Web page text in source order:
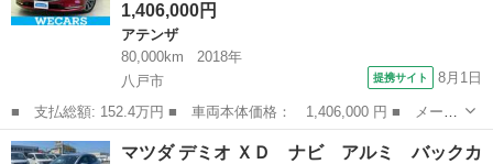
1,406,000円
アテンザ
80,000km
2018年
八戸市
提携サイト 8月1日
■ 支払総額: 152.4万円 ■ 車両本体価格： 1,406,000 円 ■ メーカ
ー名： マツダ ■ 車種名： アテンザワゴン ■ グレード名： ４
ＷＤ ＸＤプロアクティブ 保証書／ディスプレイオーディオ＋ナビ
青森 八戸市 アテンザ
マツダ デミオ ＸＤ ナビ アルミ バックカ